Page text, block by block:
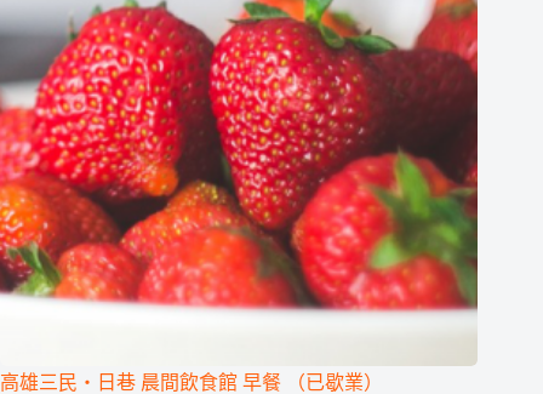
高雄三民‧日巷 晨間飲食館 早餐 （已歇業）